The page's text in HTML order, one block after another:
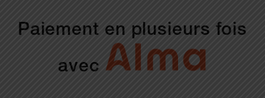
Paiement en plusieurs fois
avec